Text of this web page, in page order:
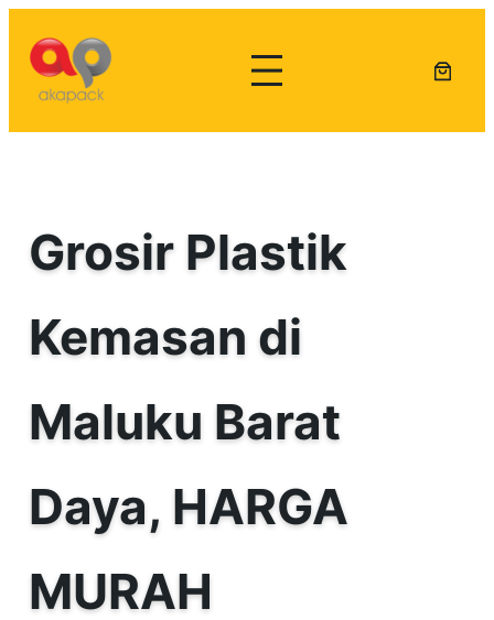
konten
Grosir Plastik
Kemasan di
Maluku Barat
Daya, HARGA
MURAH